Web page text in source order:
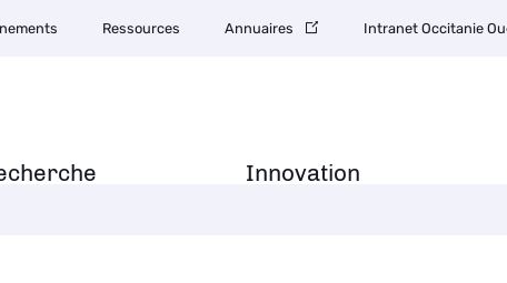
Innovation
Ressources Annuaires Intranet Occitanie